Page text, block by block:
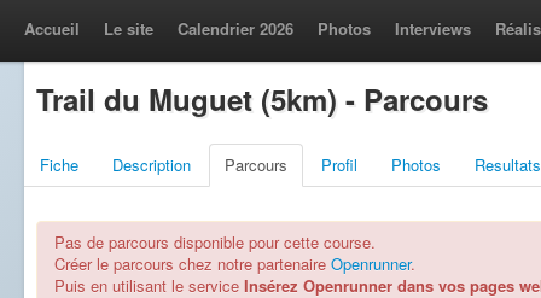
Accueil Le site Calendrier 2026 Photos Interviews
Trail du Muguet (5km) - Parcours
Fiche Description Parcours Profil Photos Resultats
Pas de parcours disponible pour cette course.
Créer le parcours chez notre partenaire Openrunner.
Puis en utilisant le service Insérez Openrunner dans vos pages